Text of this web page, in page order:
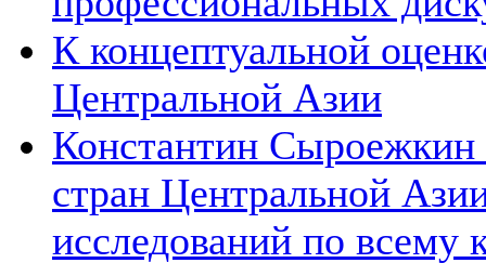
К концептуальной
Центральной Азии
Константин Сыроежкин
стран Центральной
исследований по всему